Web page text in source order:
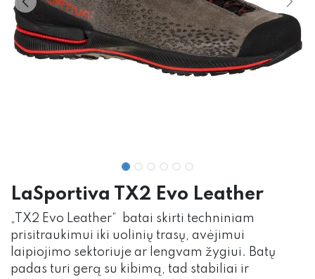
LaSportiva TX2 Evo Leather
„TX2 Evo Leather“ batai skirti techniniam
prisitraukimui iki uolinių trasų, avėjimui
laipiojimo sektoriuje ar lengvam žygiui. Batų
padas turi gerą su kibimą, tad stabiliai ir